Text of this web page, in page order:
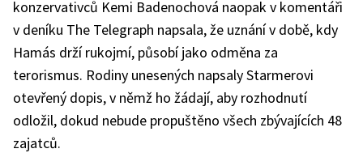
konzervativců Kemi Badenochová naopak v komentáři
v deníku The Telegraph napsala, že uznání v době, kdy
Hamás drží rukojmí, působí jako odměna za
terorismus. Rodiny unesených napsaly Starmerovi
otevřený dopis, v němž ho žádají, aby rozhodnutí
odložil, dokud nebude propuštěno všech zbývajících 48
zajatců.